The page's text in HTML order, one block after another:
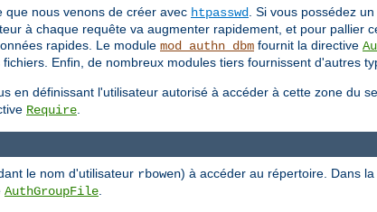
que nous venons de créer avec htpasswd
. Si vous possédez
à chaque requête va augmenter rapidement, et pour pallier
rapides. Le module mod_authn_dbm fournit la directive
Enfin, de nombreux modules tiers fournissent d'autres
en définissant l'utilisateur autorisé à accéder à cette zone du
Require
le nom d'utilisateur rbowen) à accéder au répertoire. Dans
AuthGroupFile.